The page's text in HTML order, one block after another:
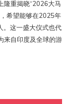
隆重揭晓“2026大马
希望能够在2025年
。这一盛大仪式也代
来自印度及全球的游
来西亚计划在
在比较高端的旅游市